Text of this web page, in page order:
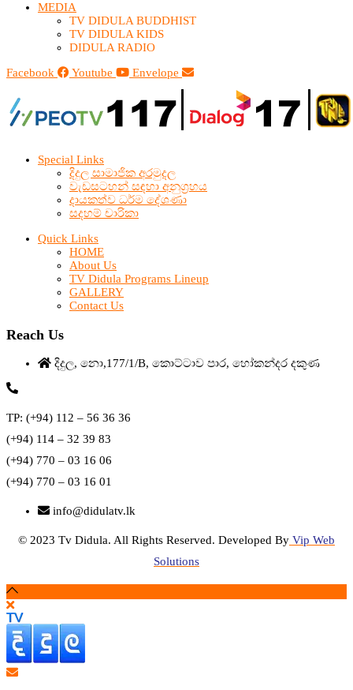
MEDIA
TV DIDULA BUDDHIST​
TV DIDULA KIDS
DIDULA RADIO
Facebook
Youtube Envelope
Special Links
දිදුල සාමාජික අරමුදල
වැඩසටහන් සඳහා අනුග්‍රහය
දායකත්ව ධර්ම දේශණා
සදහම් චාරිකා
Quick Links
HOME
About Us
TV Didula Programs Lineup
GALLERY
Contact Us
Reach Us
දිදුල, නො,177/1/B, කොට්ටාව පාර, හෝකන්දර දකුණ
TP: (+94) 112 – 56 36 36
(+94) 114 – 32 39 83
(+94) 770 – 03 16 06
(+94) 770 – 03 16 01
info@didulatv.lk
© 2023 Tv Didula. All Rights Reserved. Developed By Vip Web
Solutions